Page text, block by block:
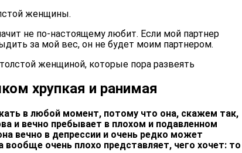
женщины.
не по-настоящему любит. Если мой партнер
за мой вес, он не будет моим партнером.
женщиной, которые пора развеять
хрупкая и ранимая
в любой момент, потому что она, скажем так,
и вечно пребывает в плохом и подавленном
вечно в депрессии и очень редко может
очень плохо представляет, чего хочет: то